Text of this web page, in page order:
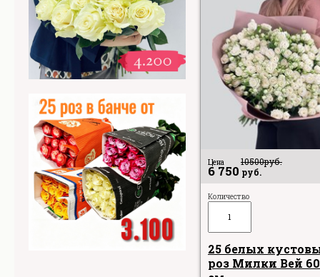
Цена 10500руб.
6 750 руб.
Количество
25 белых
роз Милки Вей